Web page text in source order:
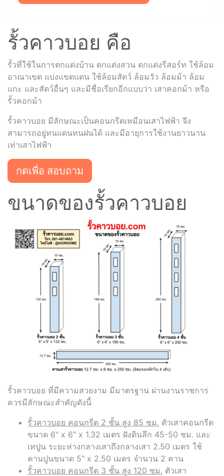
รั้วคาวบอย คือ
รั้วที่ใช้ในการตกแต่งบ้าน ตกแต่งสวน ตกแต่งรีสอร์ท ใช้ล้อม
อาณาเขต แบ่งแขตแดน ใช้ล้อมสัตว์ ล้อมวัว ล้อมม้า ล้อม
แกะ และสัตว์อื่นๆ และมีชื่อเรียกอีกแบบว่า เสาคอกม้า หรือ
รั้วคอกม้า
รั้วคาวบอย มีลักษณะเป็นคอนกรีตเหมือนเสาไฟฟ้า จึง
สามารถอยู่ทนแดนทนฝนได้ และมีอายุการใช้งานยาวนาน
เท่าเสาไฟฟ้า
กดเพื่อ สอบถาม
ขนาดของรั้วคาวบอย
รั้วคาวบอย ที่มีความสวยงาม มีมาตรฐาน ผ่านงานราชการ
ควรมีลักษณะสำคัญดังนี้
รั้วคาวบอย คอนกรีต 2 ชั้น สูง 85 ซม. ตัวเสาคอนกรีต
ขนาด 6" x 6" x 1.32 เมตร ฝังดินลึก 45-50 ซม. และ
เทปูน ระยะห่างกลางเสาถึงกลางเสา 2.50 เมตร ใช้
คานปูนขนาด 5" x 2.50 เมตร จำนวน 2 คาน
รั้วคาวบอย คอนกรีต 3 ชั้น สูง 120 ซม. ตัวเสา